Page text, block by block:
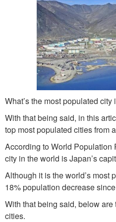
What’s the most populated
With that being said, in this
top most populated cities from
According to World Population
city in the world is Japan’s
Although it is the world’s most
18% population decrease
With that being said, below
cities.